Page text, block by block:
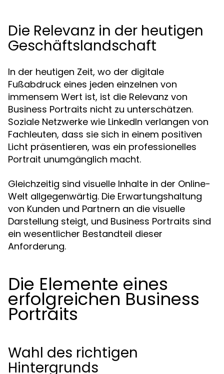
Die Relevanz in der heutigen
Geschäftslandschaft
In der heutigen Zeit, wo der digitale
Fußabdruck eines jeden einzelnen von
immensem Wert ist, ist die Relevanz von
Business Portraits nicht zu unterschätzen.
Soziale Netzwerke wie LinkedIn verlangen von
Fachleuten, dass sie sich in einem positiven
Licht präsentieren, was ein professionelles
Portrait unumgänglich macht.
Gleichzeitig sind visuelle Inhalte in der Online-
Welt allgegenwärtig. Die Erwartungshaltung
von Kunden und Partnern an die visuelle
Darstellung steigt, und Business Portraits sind
ein wesentlicher Bestandteil dieser
Anforderung.
Die Elemente eines
erfolgreichen Business
Portraits
Wahl des richtigen
Hintergrunds